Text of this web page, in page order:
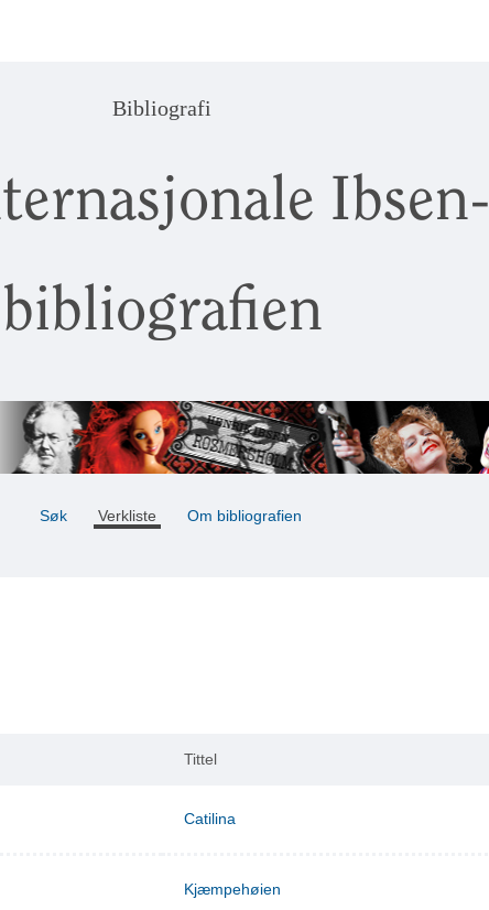
Bibliografi
Ibsen-
bibliografien
Søk Verkliste Om bibliografien
Tittel
Catilina
Kjæmpehøien